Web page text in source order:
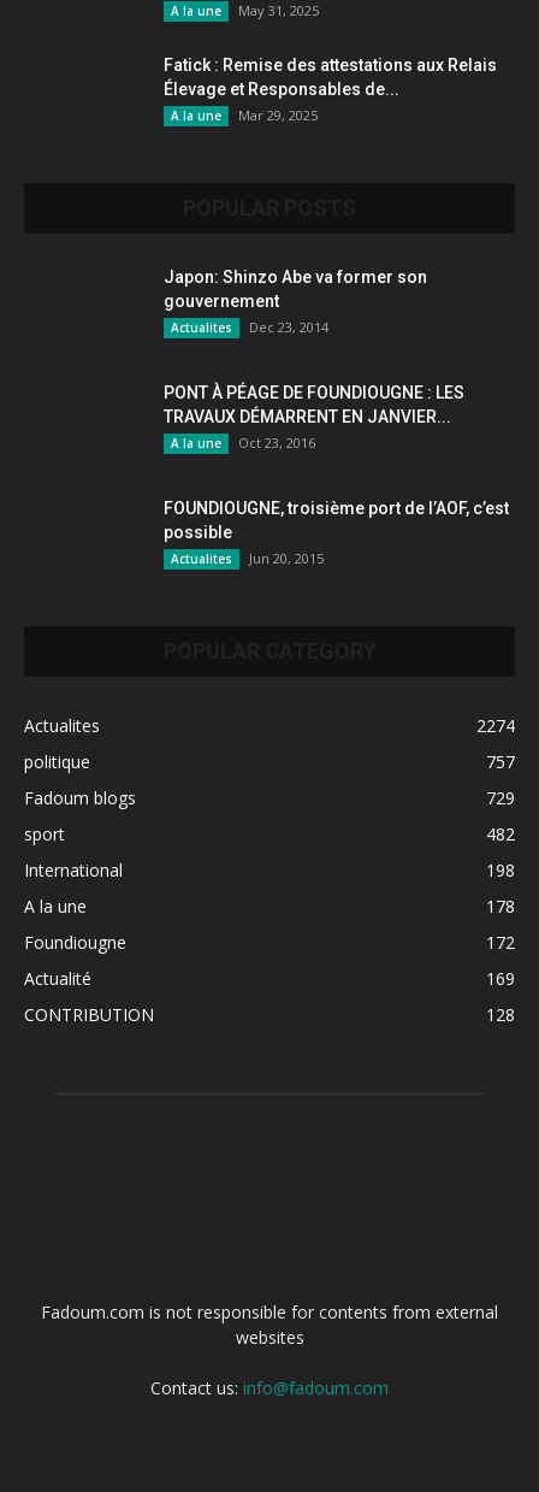
A la une May 31, 2025
Fatick : Remise des attestations aux Relais
Élevage et Responsables de...
A la une Mar 29, 2025
Japon: Shinzo Abe va former son
gouvernement
Actualites Dec 23, 2014
PONT À PÉAGE DE FOUNDIOUGNE : LES
TRAVAUX DÉMARRENT EN JANVIER...
A la une Oct 23, 2016
FOUNDIOUGNE, troisième port de l’AOF, c’est
possible
Actualites Jun 20, 2015
Actualites
2274
politique
757
Fadoum blogs
729
sport
482
International
198
A la une
178
Foundiougne
172
Actualité
169
CONTRIBUTION
128
Fadoum.com is not responsible for contents from external
websites
Contact us: info@fadoum.com